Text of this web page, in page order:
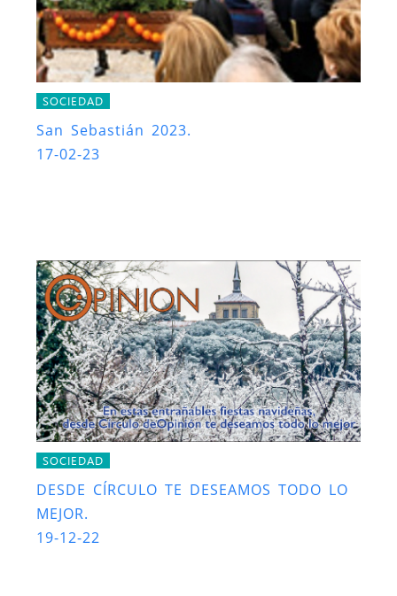
SOCIEDAD
San Sebastián 2023.
17-02-23
SOCIEDAD
DESDE CÍRCULO TE DESEAMOS TODO LO
MEJOR.
19-12-22